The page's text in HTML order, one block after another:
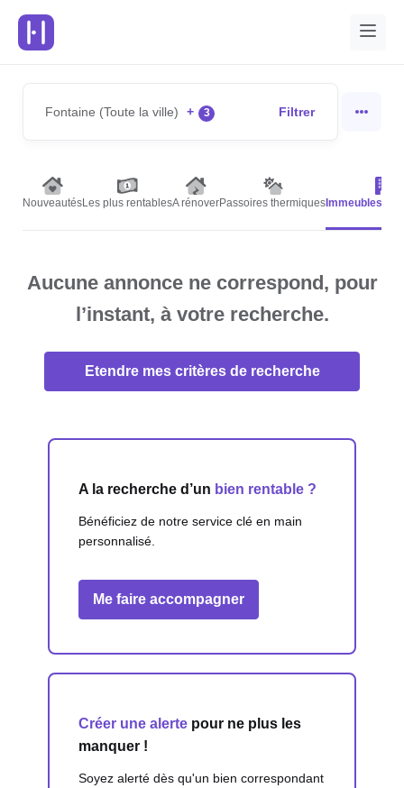
Fontaine (Toute la ville) + 3 Filtrer
NouveautésLes plus rentablesA rénoverPassoires thermiques Immeubles de
Aucune annonce ne correspond, pour
l’instant, à votre recherche.
Etendre mes critères de recherche
A la recherche d’un bien rentable ?
Bénéficiez de notre service clé en main
personnalisé.
Me faire accompagner
Créer une alerte pour ne plus les
manquer !
Soyez alerté dès qu'un bien correspondant